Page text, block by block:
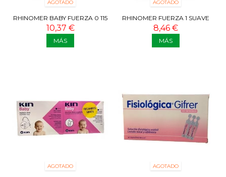
AGOTADO
RHINOMER BABY FUERZA 0 115
ML
10,37 €
MÁS
AGOTADO
RHINOMER FUERZA 1 SUAVE
135 ML
8,46 €
MÁS
AGOTADO AGOTADO